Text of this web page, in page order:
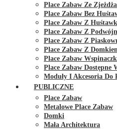
Place Zabaw Ze
Place Zabaw Bez
Place Zabaw Z
Place Zabaw Z
Place Zabaw Z
Place Zabaw Z
Place Zabaw
Place Zabaw Dostępne
Moduły I Akcesoria Do
PUBLICZNE
Place Zabaw
Metalowe Place Zabaw
Domki
Mała Architektura